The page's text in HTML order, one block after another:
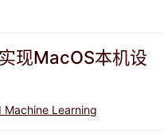
现MacOS本机设
Machine Learning